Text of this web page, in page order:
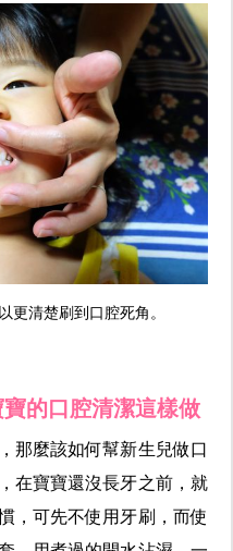
更清楚刷到口腔死角。
的口腔清潔這樣做
那麼該如何幫新生兒做口
在寶寶還沒長牙之前，就
，可先不使用牙刷，而使